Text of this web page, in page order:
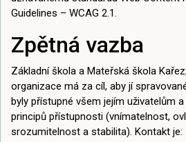
Guidelines – WCAG 2.1.
Zpětná vazba
Základní škola a Mateřská škola
organizace má za cíl, aby jí
byly přístupné všem jejím uživatelům
principů přístupnosti (vnímatelnost,
srozumitelnost a stabilita). Kontakt je: